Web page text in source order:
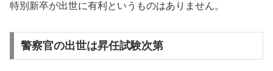
特別新卒が出世に有利というものはありません。
警察官の出世は昇任試験次第